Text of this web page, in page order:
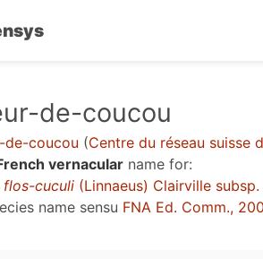
de-coucou
de-coucou (Centre du réseau suisse
vernacular name for:
flos-cuculi (Linnaeus) Clairville subsp.
name sensu FNA Ed. Comm.,